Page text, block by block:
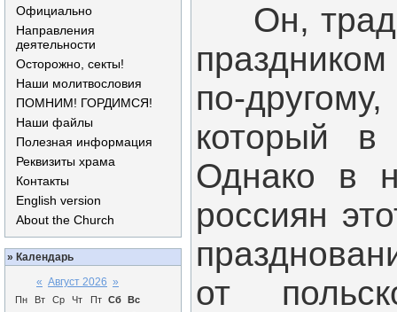
Официально
Направления
деятельности
Осторожно, секты!
Наши молитвословия
ПОМНИМ! ГОРДИМСЯ!
Наши файлы
Полезная информация
Реквизиты храма
Контакты
English version
About the Church
» Календарь
« Август 2026 »
Пн Вт Ср Чт Пт Сб Вс
Он,
по-
который в
Однако в
россиян
от